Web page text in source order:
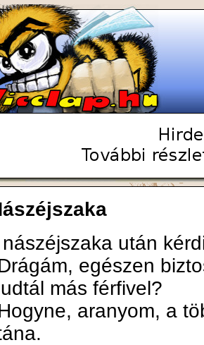
után
egészen
más férfivel?
aranyom, a